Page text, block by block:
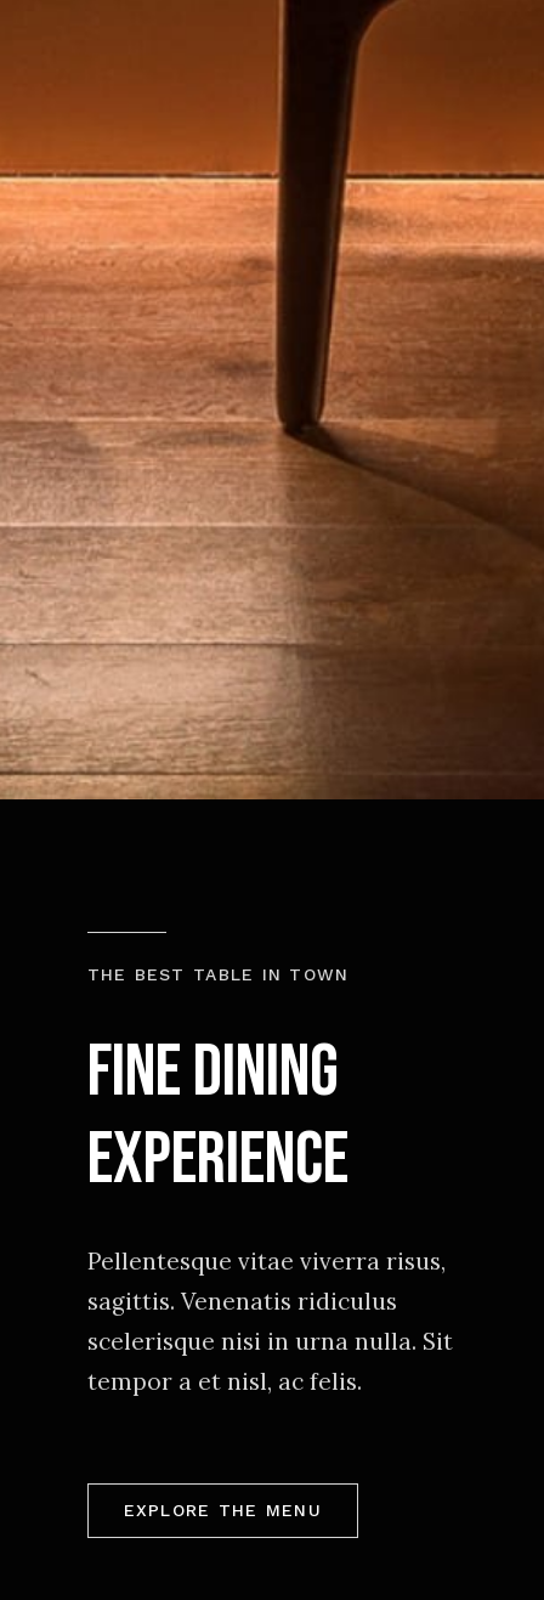
THE BEST TABLE IN TOWN
Fine Dining
experience
Pellentesque vitae viverra risus,
sagittis. Venenatis ridiculus
scelerisque nisi in urna nulla. Sit
tempor a et nisl, ac felis.
EXPLORE THE MENU